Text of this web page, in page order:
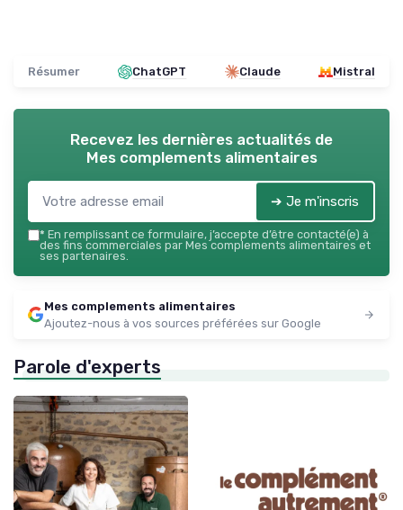
Résumer ChatGPT Claude Mistral
Recevez les dernières actualités de
Mes complements alimentaires
➔ Je m'inscris
* En remplissant ce formulaire, j’accepte d’être contacté(e) à
des fins commerciales par Mes complements alimentaires et
ses partenaires.
Mes complements alimentaires
Ajoutez-nous à vos sources préférées sur Google
Parole d'experts